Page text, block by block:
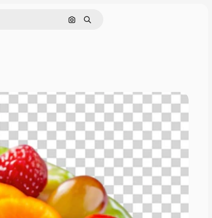
Pesquisar por imagem
Buscar